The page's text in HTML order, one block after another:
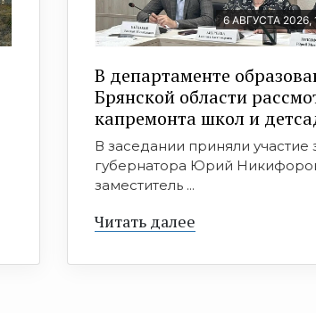
6 АВГУСТА 2026,
В департаменте
Брянской области
капремонта школ и
В заседании приняли участие
губернатора Юрий
заместитель ...
Читать далее